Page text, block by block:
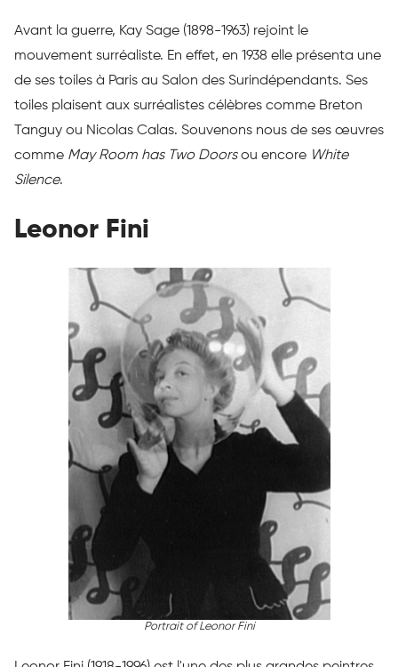
Avant la guerre, Kay Sage (1898-1963) rejoint le
mouvement surréaliste. En effet, en 1938 elle présenta une
de ses toiles à Paris au Salon des Surindépendants. Ses
toiles plaisent aux surréalistes célèbres comme Breton
Tanguy ou Nicolas Calas. Souvenons nous de ses œuvres
comme May Room has Two Doorsou encore White
Silence.
Leonor Fini
Portrait of Leonor Fini